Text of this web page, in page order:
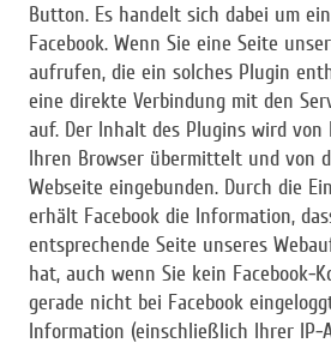
Button. Es handelt sich dabei um
Facebook. Wenn Sie eine Seite
aufrufen, die ein solches Plugin
eine direkte Verbindung mit den
auf. Der Inhalt des Plugins wird von
Ihren Browser übermittelt und von
Webseite eingebunden. Durch die
erhält Facebook die Information,
entsprechende Seite unseres
hat, auch wenn Sie kein Facebook-
gerade nicht bei Facebook
Information (einschließlich Ihrer IP-